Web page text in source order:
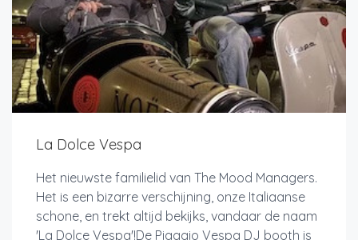
La Dolce Vespa
Het nieuwste familielid van The Mood Managers.
Het is een bizarre verschijning, onze Italiaanse
schone, en trekt altijd bekijks, vandaar de naam
'La Dolce Vespa'!De Piaggio Vespa DJ booth is